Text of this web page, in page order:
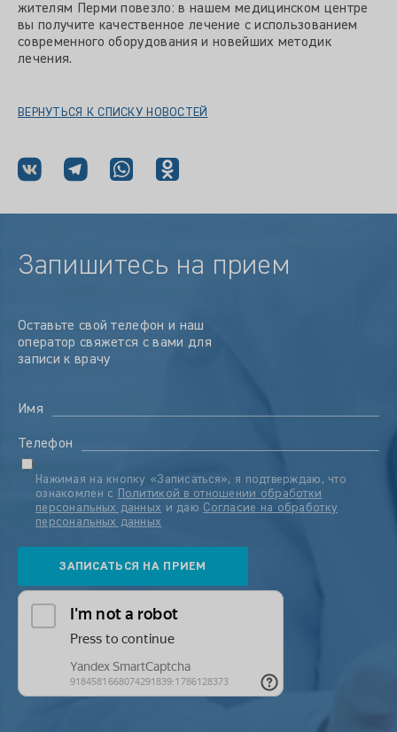
жителям Перми повезло: в нашем медицинском центре
вы получите качественное лечение с использованием
современного оборудования и новейших методик
лечения.
ВЕРНУТЬСЯ К СПИСКУ НОВОСТЕЙ
Запишитесь на прием
Оставьте свой телефон и наш
оператор свяжется с вами для
записи к врачу
Имя
Телефон
Нажимая на кнопку «Записаться», я подтверждаю, что
ознакомлен с
Политикой в отношении обработки
персональных данных и даю Согласие на обработку
персональных данных